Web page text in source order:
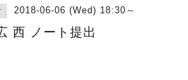
2018-06-06 (Wed) 18:30～
西 ノート提出